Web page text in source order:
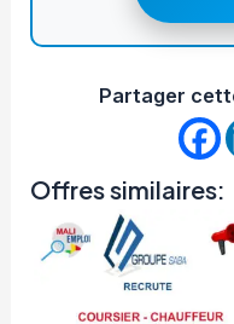
Partager
Offres similaires: